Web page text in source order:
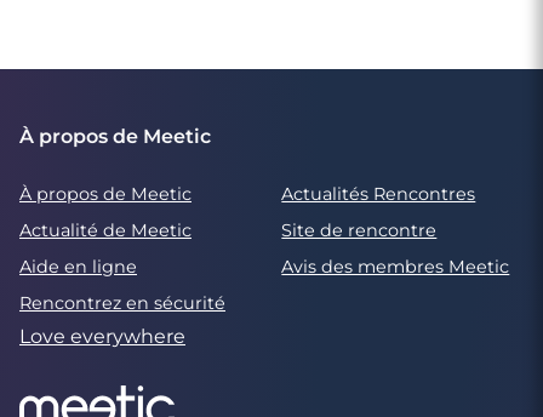
À propos de Meetic
À propos de Meetic
Actualités Rencontres
Actualité de Meetic
Site de rencontre
Aide en ligne
Avis des membres Meetic
Rencontrez en sécurité
Love everywhere